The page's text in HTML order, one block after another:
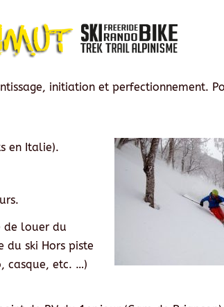
initiation et perfectionnement.
en Italie).
de louer du
ski Hors piste
casque, etc. …)